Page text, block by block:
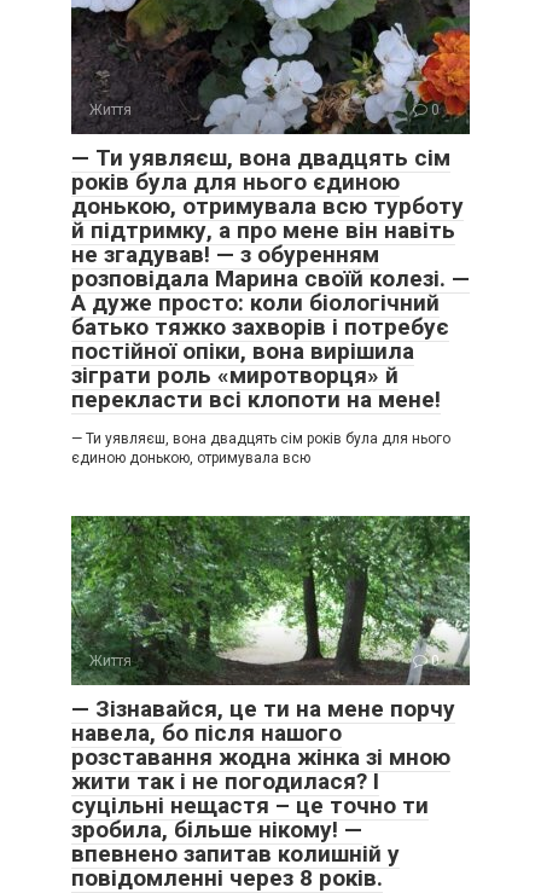
Життя 0
— Ти уявляєш, вона двадцять сім
років була для нього єдиною
донькою, отримувала всю турботу
й підтримку, а про мене він навіть
не згадував! — з обуренням
розповідала Марина своїй колезі. —
А дуже просто: коли біологічний
батько тяжко захворів і потребує
постійної опіки, вона вирішила
зіграти роль «миротворця» й
перекласти всі клопоти на мене!
— Ти уявляєш, вона двадцять сім років була для нього
єдиною донькою, отримувала всю
Життя 0
— Зізнавайся, це ти на мене порчу
навела, бо після нашого
розставання жодна жінка зі мною
жити так і не погодилася? І
суцільні нещастя – це точно ти
зробила, більше нікому! —
впевнено запитав колишній у
повідомленні через 8 років.